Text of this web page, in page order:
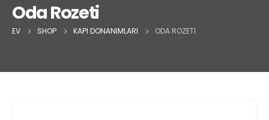
Oda Rozeti
EV SHOP KAPI DONANIMLARI ODA ROZETI